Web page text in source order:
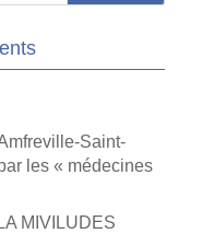
Saint-
les « médecines
MIVILUDES